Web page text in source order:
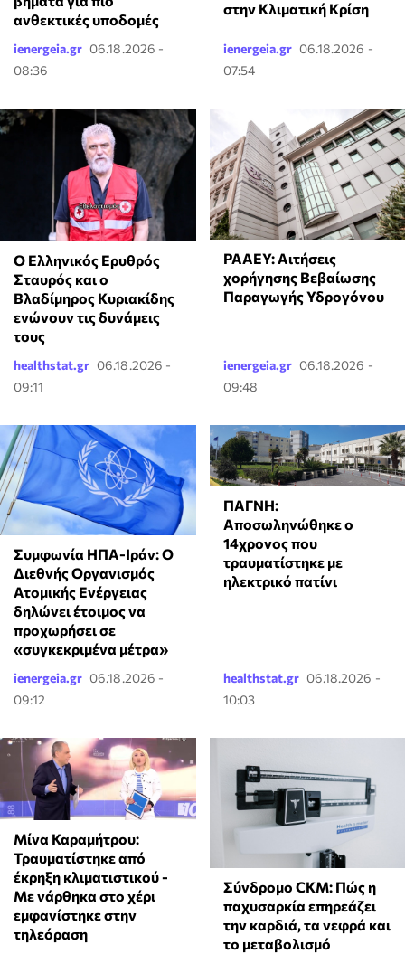
ανθεκτικές υποδομές
ienergeia.gr 06.18.2026 -
08:36
στην Κλιματική Κρίση
ienergeia.gr 06.18.2026 -
07:54
Ο Ελληνικός Ερυθρός
Σταυρός και ο
Βλαδίμηρος Κυριακίδης
ενώνουν τις δυνάμεις
τους
healthstat.gr 06.18.2026 -
09:11
ΡΑΑΕΥ: Αιτήσεις
χορήγησης Βεβαίωσης
Παραγωγής Υδρογόνου
ienergeia.gr 06.18.2026 -
09:48
Συμφωνία ΗΠΑ-Ιράν: Ο
Διεθνής Οργανισμός
Ατομικής Ενέργειας
δηλώνει έτοιμος να
προχωρήσει σε
«συγκεκριμένα μέτρα»
ienergeia.gr 06.18.2026 -
09:12
ΠΑΓΝΗ:
Αποσωληνώθηκε ο
14χρονος που
τραυματίστηκε με
ηλεκτρικό πατίνι
healthstat.gr 06.18.2026 -
10:03
Μίνα Καραμήτρου:
Τραυματίστηκε από
έκρηξη κλιματιστικού -
Με νάρθηκα στο χέρι
εμφανίστηκε στην
τηλεόραση
Σύνδρομο CKM: Πώς η
παχυσαρκία επηρεάζει
την καρδιά, τα νεφρά και
το μεταβολισμό